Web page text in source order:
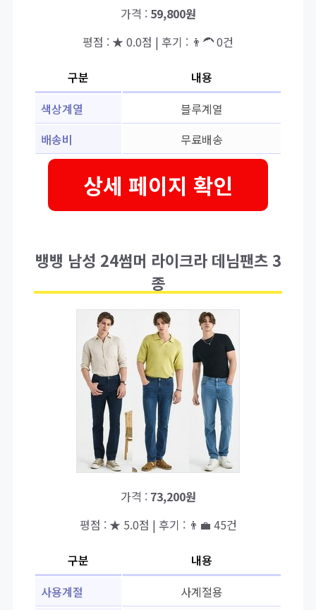
가격 : 59,800원
평점 : ★ 0.0점 | 후기 : 👨‍🦱 0건
구분
내용
색상계열
블루계열
배송비
무료배송
상세 페이지 확인
뱅뱅 남성 24썸머 라이크라 데님팬츠 3
종
가격 : 73,200원
평점 : ★ 5.0점 | 후기 : 👨‍💼 45건
구분
내용
사용계절
사계절용